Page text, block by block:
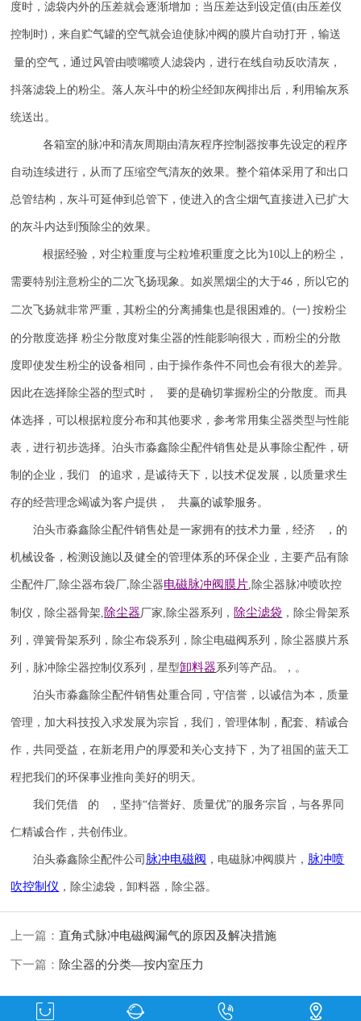
度时，滤袋内外的压差就会逐渐增加；当压差达到设定值(由压差仪
控制时) ，来自贮气罐的空气就会迫使脉冲阀的膜片自动打开，输送
量的空气，通过风管由喷嘴喷人滤袋内，进行在线自动反吹清灰，
抖落滤袋上的粉尘。落人灰斗中的粉尘经卸灰阀排出后，利用输灰系
统送出。
各箱室的脉冲和清灰周期由清灰程序控制器按事先设定的程序
自动连续进行，从而了压缩空气清灰的效果。整个箱体采用了和出口
总管结构，灰斗可延伸到总管下，使进入的含尘烟气直接进入已扩大
的灰斗内达到预除尘的效果。
根据经验，对尘粒重度与尘粒堆积重度之比为10以上的粉尘，
需要特别注意粉尘的二次飞扬现象。如炭黑烟尘的大于46 ，所以它的
二次飞扬就非常严重，其粉尘的分离捕集也是很困难的。 (一)按粉尘
的分散度选择 粉尘分散度对集尘器的性能影响很大，而粉尘的分散
度即使发生粉尘的设备相同，由于操作条件不同也会有很大的差异。
因此在选择除尘器的型式时， 要的是确切掌握粉尘的分散度。而具
体选择，可以根据粒度分布和其他要求，参考常用集尘器类型与性能
表，进行初步选择。泊头市淼鑫除尘配件销售处是从事除尘配件，研
制的企业，我们 的追求，是诚待天下，以技术促发展，以质量求生
存的经营理念竭诚为客户提供， 共赢的诚挚服务。
泊头市淼鑫除尘配件销售处是一家拥有的技术力量，经济 ，的
机械设备，检测设施以及健全的管理体系的环保企业，主要产品有除
尘配件厂, 除尘器布袋厂, 除尘器电磁脉冲阀膜片, 除尘器脉冲喷吹控
制仪 ， 除尘器骨架,除尘器厂家, 除尘器系列， 除尘滤袋 ，除尘骨架系
列，弹簧骨架系列，除尘布袋系列，除尘电磁阀系列，除尘器膜片系
列，脉冲除尘器控制仪系列，星型卸料器系列等产品。，。
泊头市淼鑫除尘配件销售处重合同，守信誉，以诚信为本，质量
管理，加大科技投入求发展为宗旨，我们，管理体制，配套、精诚合
作，共同受益，在新老用户的厚爱和关心支持下，为了祖国的蓝天工
程把我们的环保事业推向美好的明天。
我们凭借 的 ，坚持“信誉好、质量优”的服务宗旨，与各界同
仁精诚合作，共创伟业。
泊头淼鑫除尘配件公司 脉冲电磁阀 ，电磁脉冲阀膜片， 脉冲喷
吹控制仪 ，除尘滤袋，卸料器，除尘器。
上一篇：直角式脉冲电磁阀漏气的原因及解决措施
下一篇： 除尘器的分类—按内室压力